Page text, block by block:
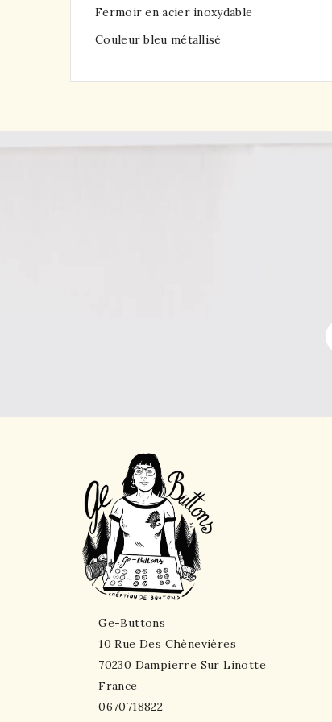
Fermoir en acier inoxydable
Couleur bleu métallisé
Ge-Buttons
10 Rue Des Chènevières
70230 Dampierre Sur Linotte
France
0670718822